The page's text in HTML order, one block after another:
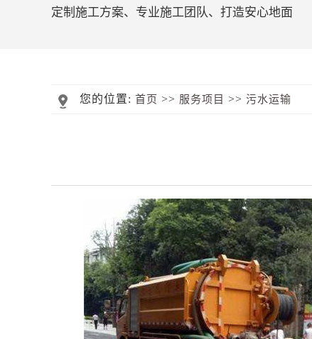
定制施工方案、专业施工团队、打造安心地面
您的位置: 首页 >> 服务项目 >> 污水运输